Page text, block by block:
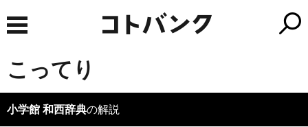
こってり
小学館 和西辞典の解説